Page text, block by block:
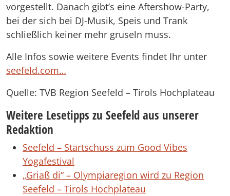
vorgestellt. Danach gibt’s eine Aftershow-Party,
bei der sich bei DJ-Musik, Speis und Trank
schließlich keiner mehr gruseln muss.
Alle Infos sowie weitere Events findet Ihr unter
seefeld.com…
Quelle: TVB Region Seefeld – Tirols Hochplateau
Weitere Lesetipps zu Seefeld aus unserer
Redaktion
Seefeld – Startschuss zum Good Vibes
Yogafestival
„Griaß di“ – Olympiaregion wird zu Region
Seefeld – Tirols Hochplateau